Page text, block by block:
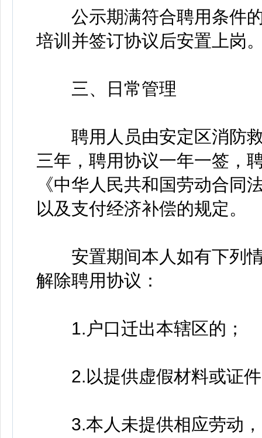
公示期满符合聘用条件的
培训并签订协议后安置上岗
三、日常管理
聘用人员由安定区消防救
三年，聘用协议一年一签，
《中华人民共和国劳动合同
以及支付经济补偿的规定。
安置期间本人如有下列情
解除聘用协议：
1.户口迁出本辖区的；
2.以提供虚假材料或证件
3.本人未提供相应劳动，